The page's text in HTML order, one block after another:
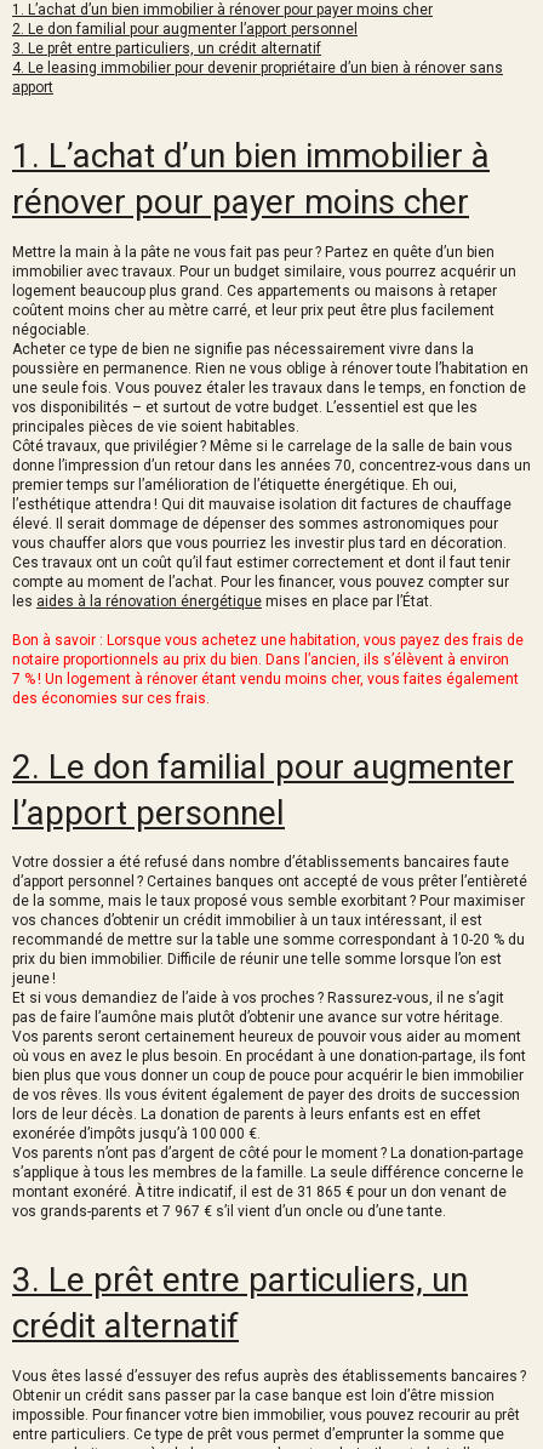
1. L’achat d’un bien immobilier à rénover pour payer moins cher
2. Le don familial pour augmenter l’apport personnel
3. Le prêt entre particuliers, un crédit alternatif
4. Le leasing immobilier pour devenir propriétaire d’un bien à rénover sans
apport
1. L’achat d’un bien immobilier à
rénover pour payer moins cher
Mettre la main à la pâte ne vous fait pas peur ? Partez en quête d’un bien
immobilier avec travaux. Pour un budget similaire, vous pourrez acquérir un
logement beaucoup plus grand. Ces appartements ou maisons à retaper
coûtent moins cher au mètre carré, et leur prix peut être plus facilement
négociable.
Acheter ce type de bien ne signifie pas nécessairement vivre dans la
poussière en permanence. Rien ne vous oblige à rénover toute l’habitation en
une seule fois. Vous pouvez étaler les travaux dans le temps, en fonction de
vos disponibilités – et surtout de votre budget. L’essentiel est que les
principales pièces de vie soient habitables.
Côté travaux, que privilégier ? Même si le carrelage de la salle de bain vous
donne l’impression d’un retour dans les années 70, concentrez-vous dans un
premier temps sur l’amélioration de l’étiquette énergétique. Eh oui,
l’esthétique attendra ! Qui dit mauvaise isolation dit factures de chauffage
élevé. Il serait dommage de dépenser des sommes astronomiques pour
vous chauffer alors que vous pourriez les investir plus tard en décoration.
Ces travaux ont un coût qu’il faut estimer correctement et dont il faut tenir
compte au moment de l’achat. Pour les financer, vous pouvez compter sur
les aides à la rénovation énergétique mises en place par l’État.
Bon à savoir : Lorsque vous achetez une habitation, vous payez des frais de
notaire proportionnels au prix du bien. Dans l’ancien, ils s’élèvent à environ
7 % ! Un logement à rénover étant vendu moins cher, vous faites également
des économies sur ces frais.
2. Le don familial pour augmenter
l’apport personnel
Votre dossier a été refusé dans nombre d’établissements bancaires faute
d’apport personnel ? Certaines banques ont accepté de vous prêter l’entièreté
de la somme, mais le taux proposé vous semble exorbitant ? Pour maximiser
vos chances d’obtenir un crédit immobilier à un taux intéressant, il est
recommandé de mettre sur la table une somme correspondant à 10-20 % du
prix du bien immobilier. Difficile de réunir une telle somme lorsque l’on est
jeune !
Et si vous demandiez de l’aide à vos proches ? Rassurez-vous, il ne s’agit
pas de faire l’aumône mais plutôt d’obtenir une avance sur votre héritage.
Vos parents seront certainement heureux de pouvoir vous aider au moment
où vous en avez le plus besoin. En procédant à une donation-partage, ils font
bien plus que vous donner un coup de pouce pour acquérir le bien immobilier
de vos rêves. Ils vous évitent également de payer des droits de succession
lors de leur décès. La donation de parents à leurs enfants est en effet
exonérée d’impôts jusqu’à 100 000 €.
Vos parents n’ont pas d’argent de côté pour le moment ? La donation-partage
s’applique à tous les membres de la famille. La seule différence concerne le
montant exonéré. À titre indicatif, il est de 31 865 € pour un don venant de
vos grands-parents et 7 967 € s’il vient d’un oncle ou d’une tante.
3. Le prêt entre particuliers, un
crédit alternatif
Vous êtes lassé d’essuyer des refus auprès des établissements bancaires ?
Obtenir un crédit sans passer par la case banque est loin d’être mission
impossible. Pour financer votre bien immobilier, vous pouvez recourir au prêt
entre particuliers. Ce type de prêt vous permet d’emprunter la somme que